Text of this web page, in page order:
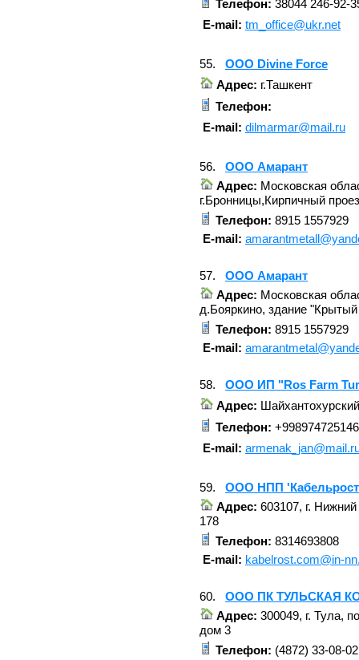
Телефон: 38044 246-92-
E-mail: tm_office@ukr.net
55. ООО Divine Force
Адрес: г.Ташкент
Телефон:
E-mail: dilmarmar@mail.ru
56. ООО Амарант
Адрес: Московская
г.Бронницы,Кирпичный
Телефон: 8915 1557929
E-mail:
57. ООО Амарант
Адрес: Московская
д.Бояркино, здание "Крытый
Телефон: 8915 1557929
E-mail:
58. ООО ИП "Ros Farm
Адрес:
Телефон:
E-mail:
59. ООО НПП
Адрес: 603107, г.
178
Телефон: 8314693808
E-mail: kabelrost.com@in-
60. ООО ПК ТУЛЬСКАЯ
Адрес: 300049, г. Тула,
дом 3
Телефон: (4872) 33-08-